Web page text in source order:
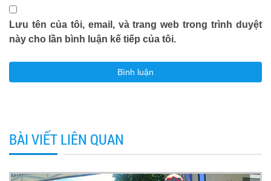
Lưu tên của tôi, email, và trang web trong trình duyệt
này cho lần bình luận kế tiếp của tôi.
BÀI VIẾT LIÊN QUAN